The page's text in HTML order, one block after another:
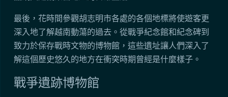
最後，花時間參觀胡志明市各處的各個地標將使遊客更
深入地了解越南動蕩的過去。從戰爭紀念館和紀念碑到
致力於保存戰時文物的博物館，這些遺址讓人們深入了
解這個歷史悠久的地方在衝突時期曾經是什麼樣子。
戰爭遺跡博物館